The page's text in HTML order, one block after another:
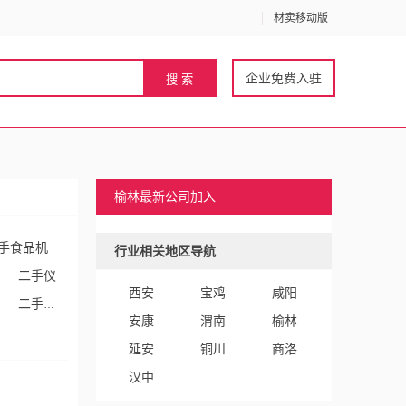
材卖移动版
企业免费入驻
食品机
二手仪
二手家
榆林最新公司加入
行业相关地区导航
西安 宝鸡
咸阳
安康
渭南
榆林
延安
铜川
商洛
汉中